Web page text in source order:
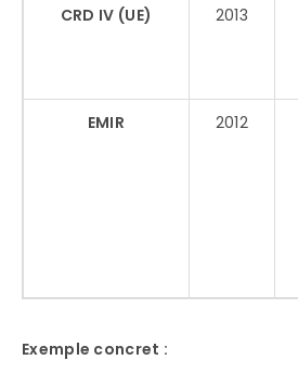
CRD IV (UE) 2013
EMIR 2012
Exemple concret :